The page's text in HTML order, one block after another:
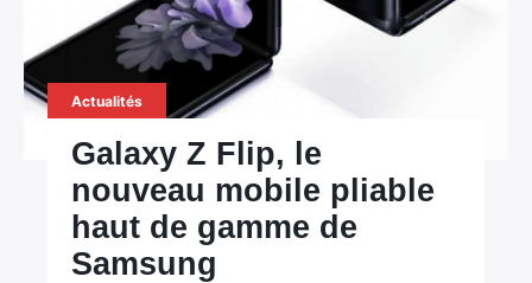
Actualités
Galaxy Z Flip, le
nouveau mobile pliable
haut de gamme de
Samsung